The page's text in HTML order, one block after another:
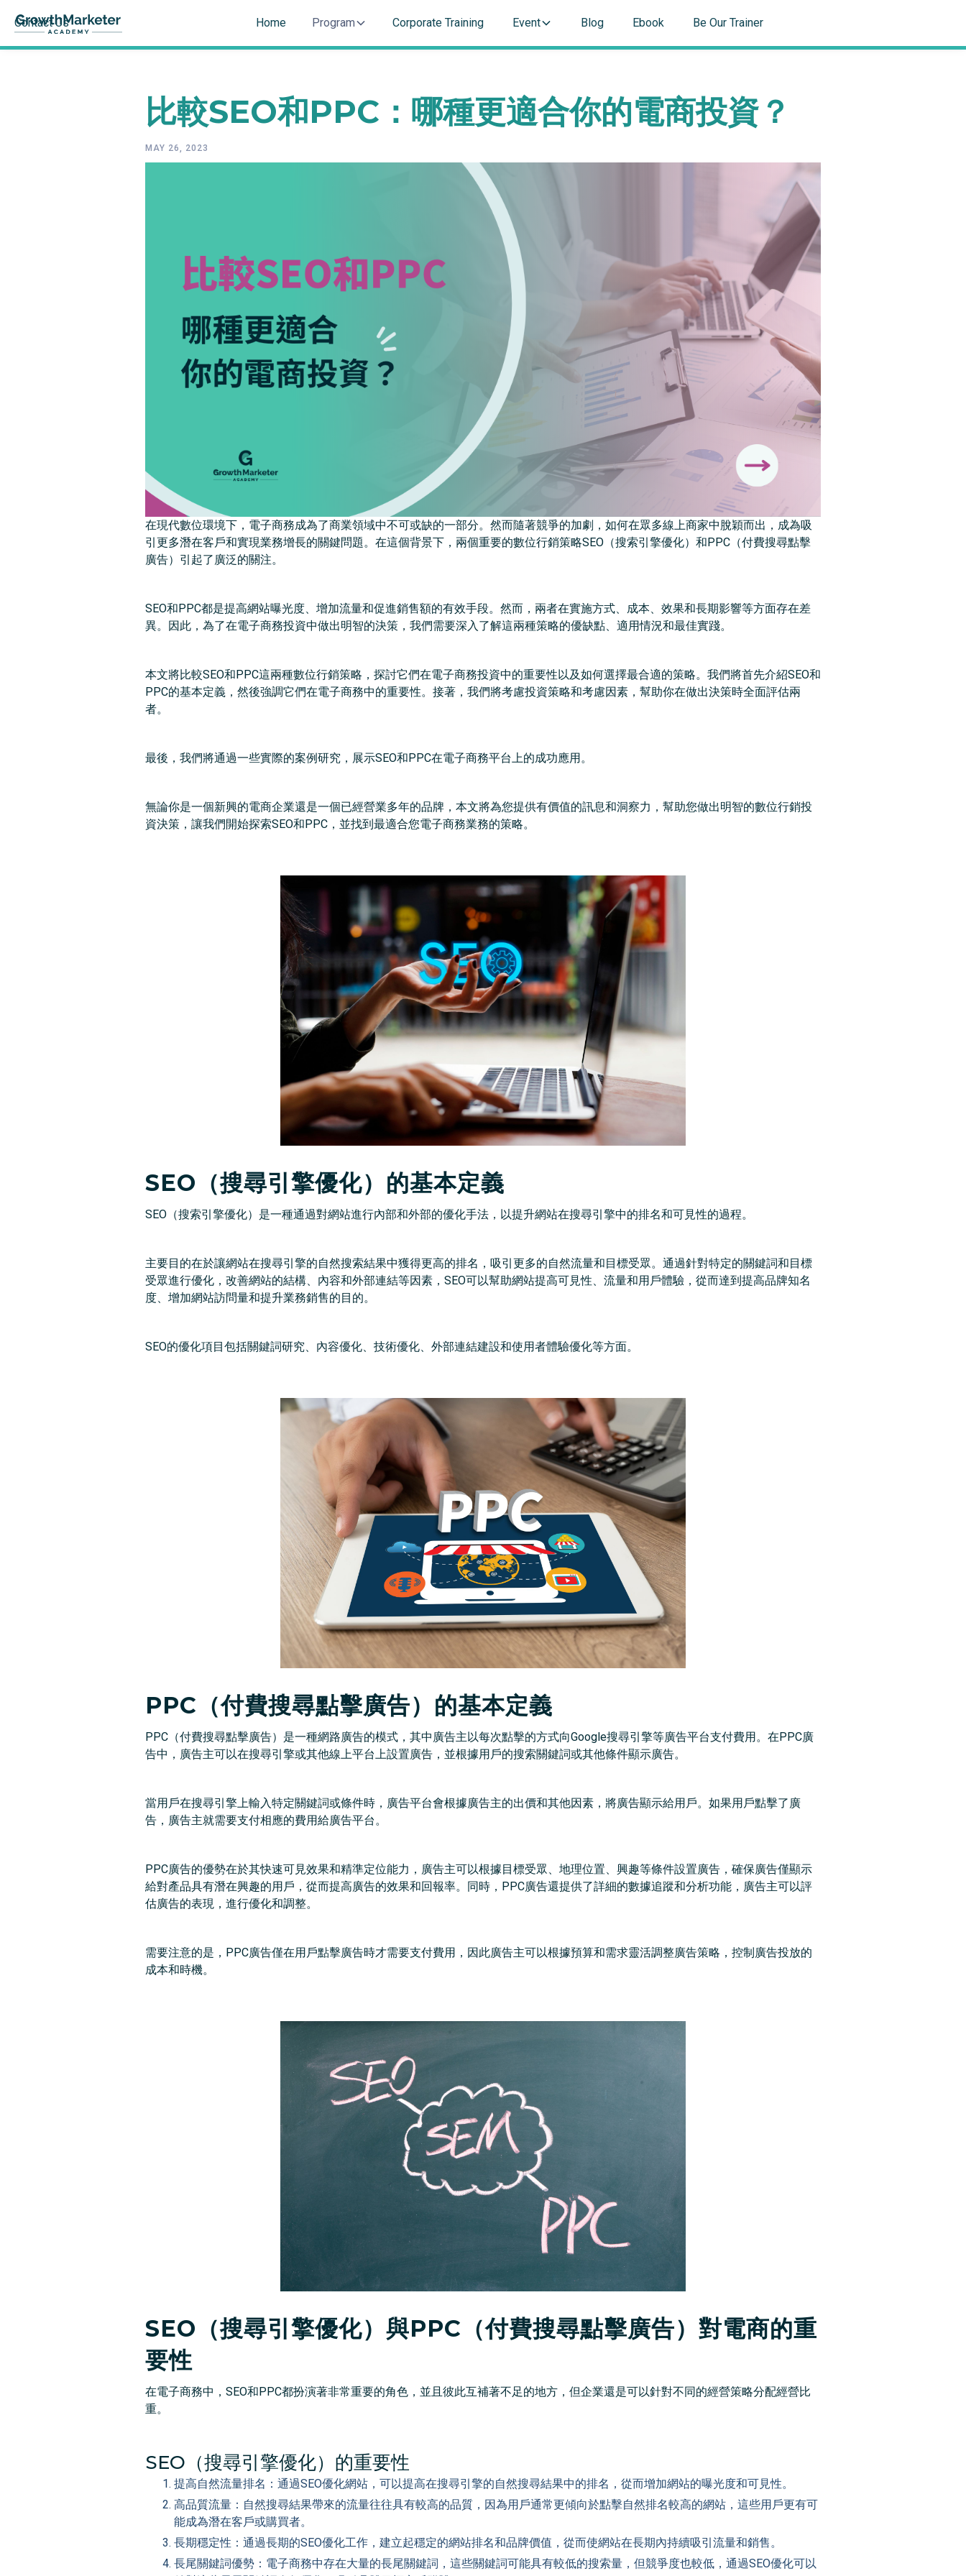
Home Program Corporate Training Event Blog Ebook Be Our Trainer
Contact Us
比較SEO和PPC：哪種更適合你的電商投資？
MAY 26, 2023
在現代數位環境下，電子商務成為了商業領域中不可或缺的一部分。然而隨著競爭的加劇，如何在眾多線上商家中脫穎而出，成為吸
引更多潛在客戶和實現業務增長的關鍵問題。在這個背景下，兩個重要的數位行銷策略SEO（搜索引擎優化）和PPC（付費搜尋點擊
廣告）引起了廣泛的關注。
SEO和PPC都是提高網站曝光度、增加流量和促進銷售額的有效手段。然而，兩者在實施方式、成本、效果和長期影響等方面存在差
異。因此，為了在電子商務投資中做出明智的決策，我們需要深入了解這兩種策略的優缺點、適用情況和最佳實踐。
本文將比較SEO和PPC這兩種數位行銷策略，探討它們在電子商務投資中的重要性以及如何選擇最合適的策略。我們將首先介紹SEO和
PPC的基本定義，然後強調它們在電子商務中的重要性。接著，我們將考慮投資策略和考慮因素，幫助你在做出決策時全面評估兩
者。
最後，我們將通過一些實際的案例研究，展示SEO和PPC在電子商務平台上的成功應用。
無論你是一個新興的電商企業還是一個已經營業多年的品牌，本文將為您提供有價值的訊息和洞察力，幫助您做出明智的數位行銷投
資決策，讓我們開始探索SEO和PPC，並找到最適合您電子商務業務的策略。
SEO（搜尋引擎優化）的基本定義
SEO（搜索引擎優化）是一種通過對網站進行內部和外部的優化手法，以提升網站在搜尋引擎中的排名和可見性的過程。
主要目的在於讓網站在搜尋引擎的自然搜索結果中獲得更高的排名，吸引更多的自然流量和目標受眾。通過針對特定的關鍵詞和目標
受眾進行優化，改善網站的結構、內容和外部連結等因素，SEO可以幫助網站提高可見性、流量和用戶體驗，從而達到提高品牌知名
度、增加網站訪問量和提升業務銷售的目的。
SEO的優化項目包括關鍵詞研究、內容優化、技術優化、外部連結建設和使用者體驗優化等方面。
PPC（付費搜尋點擊廣告）的基本定義
PPC（付費搜尋點擊廣告）是一種網路廣告的模式，其中廣告主以每次點擊的方式向Google搜尋引擎等廣告平台支付費用。在PPC廣
告中，廣告主可以在搜尋引擎或其他線上平台上設置廣告，並根據用戶的搜索關鍵詞或其他條件顯示廣告。
當用戶在搜尋引擎上輸入特定關鍵詞或條件時，廣告平台會根據廣告主的出價和其他因素，將廣告顯示給用戶。如果用戶點擊了廣
告，廣告主就需要支付相應的費用給廣告平台。
PPC廣告的優勢在於其快速可見效果和精準定位能力，廣告主可以根據目標受眾、地理位置、興趣等條件設置廣告，確保廣告僅顯示
給對產品具有潛在興趣的用戶，從而提高廣告的效果和回報率。同時，PPC廣告還提供了詳細的數據追蹤和分析功能，廣告主可以評
估廣告的表現，進行優化和調整。
需要注意的是，PPC廣告僅在用戶點擊廣告時才需要支付費用，因此廣告主可以根據預算和需求靈活調整廣告策略，控制廣告投放的
成本和時機。
SEO（搜尋引擎優化）與PPC（付費搜尋點擊廣告）對電商的重
要性
在電子商務中，SEO和PPC都扮演著非常重要的角色，並且彼此互補著不足的地方，但企業還是可以針對不同的經營策略分配經營比
重。
SEO（搜尋引擎優化）的重要性
提高自然流量排名：通過SEO優化網站，可以提高在搜尋引擎的自然搜尋結果中的排名，從而增加網站的曝光度和可見性。
高品質流量：自然搜尋結果帶來的流量往往具有較高的品質，因為用戶通常更傾向於點擊自然排名較高的網站，這些用戶更有可
能成為潛在客戶或購買者。
長期穩定性：通過長期的SEO優化工作，建立起穩定的網站排名和品牌價值，從而使網站在長期內持續吸引流量和銷售。
長尾關鍵詞優勢：電子商務中存在大量的長尾關鍵詞，這些關鍵詞可能具有較低的搜索量，但競爭度也較低，通過SEO優化可以